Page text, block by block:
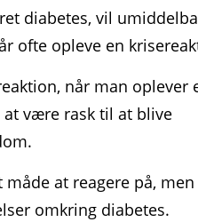
diabetes, vil
ofte opleve en
når man oplever
være rask til at blive
at reagere på,
omkring diabetes.